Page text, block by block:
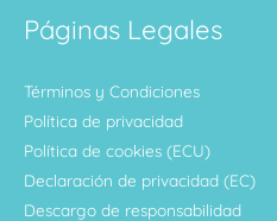
Páginas Legales
Términos y Condiciones
Política de privacidad
Política de cookies (ECU)
Declaración de privacidad (EC)
Descargo de responsabilidad